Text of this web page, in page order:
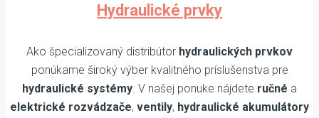
Hydraulické prvky
Ako špecializovaný distribútor hydraulických prvkov
ponúkame široký výber kvalitného príslušenstva pre
hydraulické systémy. V našej ponuke nájdete ručné a
elektrické rozvádzače, ventily, hydraulické akumulátory